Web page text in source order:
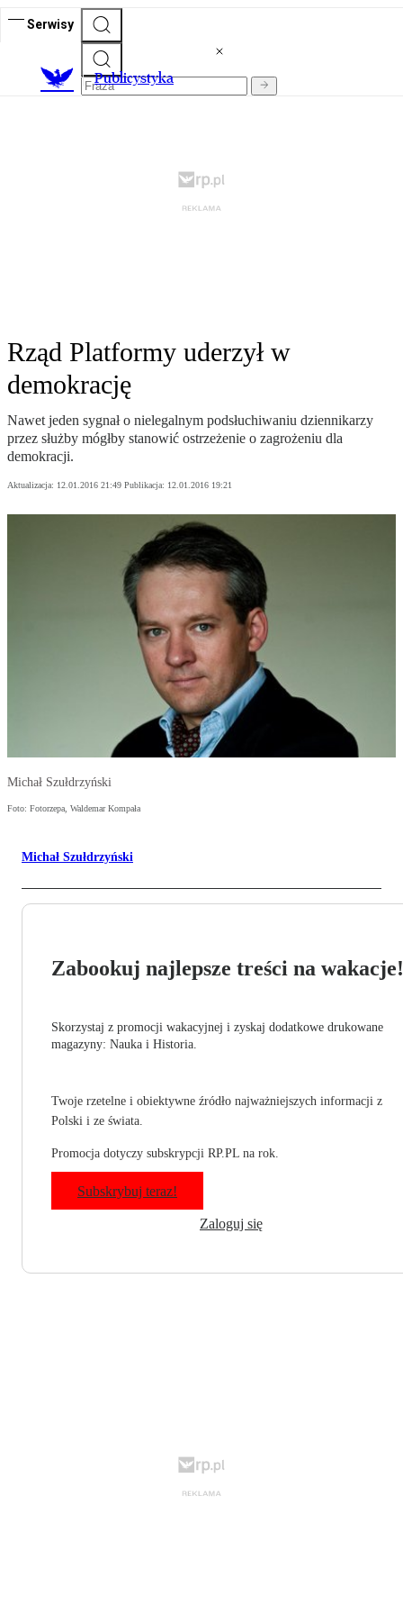
Serwisy
Publicystyka
Rząd Platformy uderzył w
demokrację
Nawet jeden sygnał o nielegalnym podsłuchiwaniu dziennikarzy
przez służby mógłby stanowić ostrzeżenie o zagrożeniu dla
demokracji.
Aktualizacja: 12.01.2016 21:49 Publikacja: 12.01.2016 19:21
Michał Szułdrzyński
Foto: Fotorzepa, Waldemar Kompała
Michał Szułdrzyński
Zabookuj najlepsze treści na wakacje!
Skorzystaj z promocji wakacyjnej i zyskaj dodatkowe drukowane
magazyny: Nauka i Historia.
Twoje rzetelne i obiektywne źródło najważniejszych informacji z
Polski i ze świata.
Promocja dotyczy subskrypcji RP.PL na rok.
Subskrybuj teraz!
Zaloguj się